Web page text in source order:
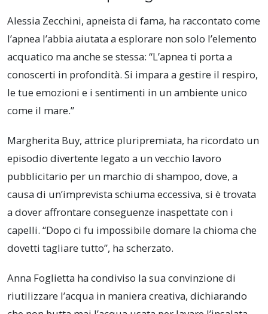
Alessia Zecchini, apneista di fama, ha raccontato come
l’apnea l’abbia aiutata a esplorare non solo l’elemento
acquatico ma anche se stessa: “L’apnea ti porta a
conoscerti in profondità. Si impara a gestire il respiro,
le tue emozioni e i sentimenti in un ambiente unico
come il mare.”
Margherita Buy, attrice pluripremiata, ha ricordato un
episodio divertente legato a un vecchio lavoro
pubblicitario per un marchio di shampoo, dove, a
causa di un’imprevista schiuma eccessiva, si è trovata
a dover affrontare conseguenze inaspettate con i
capelli. “Dopo ci fu impossibile domare la chioma che
dovetti tagliare tutto”, ha scherzato.
Anna Foglietta ha condiviso la sua convinzione di
riutilizzare l’acqua in maniera creativa, dichiarando